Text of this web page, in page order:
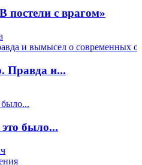
с врагом»
Правда и...
было...